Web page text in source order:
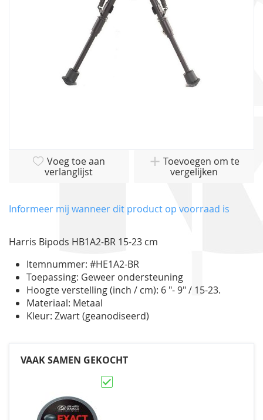
van
gallerij
Voeg toe aan
verlanglijst
Toevoegen om te
vergelijken
Informeer mij wanneer dit product op voorraad is
Harris Bipods HB1A2-BR 15-23 cm
Itemnummer: #HE1A2-BR
Toepassing: Geweer ondersteuning
Hoogte verstelling (inch / cm): 6 "- 9" / 15-23.
Materiaal: Metaal
Kleur: Zwart (geanodiseerd)
VAAK SAMEN GEKOCHT